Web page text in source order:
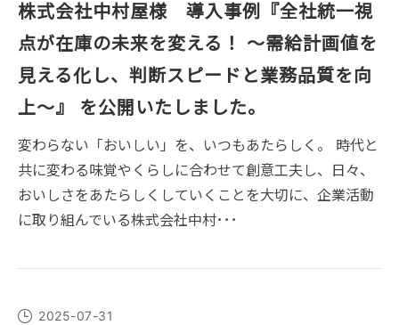
株式会社中村屋様 導入事例『全社統一視
点が在庫の未来を変える！ ～需給計画値を
見える化し、判断スピードと業務品質を向
上～』 を公開いたしました。
変わらない「おいしい」を、いつもあたらしく。 時代と
共に変わる味覚やくらしに合わせて創意工夫し、日々、
おいしさをあたらしくしていくことを大切に、企業活動
に取り組んでいる株式会社中村･･･
2025-07-31